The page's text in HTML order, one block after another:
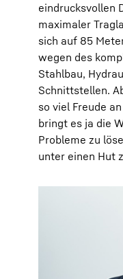
eindrucksvollen
maximaler
sich auf 85
wegen des
Stahlbau,
Schnittstellen.
so viel Freude
bringt es ja die
Probleme zu
unter einen Hut